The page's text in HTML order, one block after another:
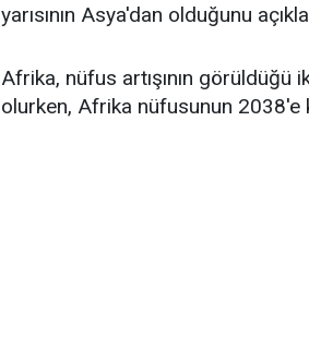
yarısının Asya'dan olduğunu
Afrika, nüfus artışının
olurken, Afrika nüfusunun 2038'e